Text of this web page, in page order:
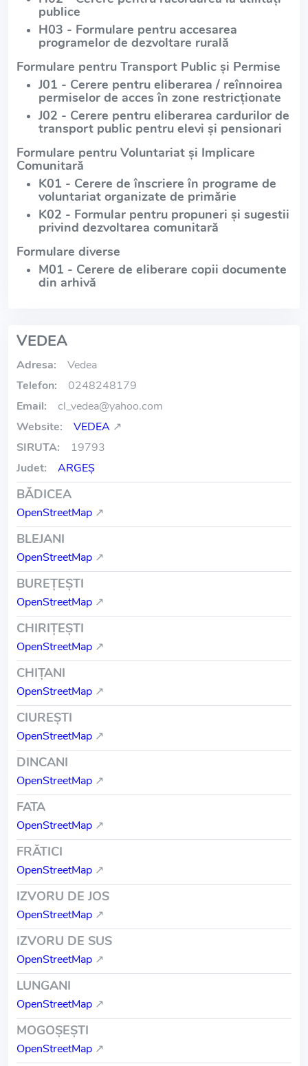
publice
H03 - Formulare pentru accesarea
programelor de dezvoltare rurală
Formulare pentru Transport Public și Permise
J01 - Cerere pentru eliberarea / reînnoirea
permiselor de acces în zone restricționate
J02 - Cerere pentru eliberarea cardurilor de
transport public pentru elevi și pensionari
Formulare pentru Voluntariat și Implicare
Comunitară
K01 - Cerere de înscriere în programe de
voluntariat organizate de primărie
K02 - Formular pentru propuneri și sugestii
privind dezvoltarea comunitară
Formulare diverse
M01 - Cerere de eliberare copii documente
din arhivă
VEDEA
Adresa:
Vedea
Telefon:
0248248179
Email:
cl_vedea@yahoo.com
Website:
VEDEA ↗
SIRUTA:
19793
Judet:
ARGEŞ
BĂDICEA
OpenStreetMap ↗
BLEJANI
OpenStreetMap ↗
BUREŢEŞTI
OpenStreetMap ↗
CHIRIŢEŞTI
OpenStreetMap ↗
CHIŢANI
OpenStreetMap ↗
CIUREŞTI
OpenStreetMap ↗
DINCANI
OpenStreetMap ↗
FATA
OpenStreetMap ↗
FRĂTICI
OpenStreetMap ↗
IZVORU DE JOS
OpenStreetMap ↗
IZVORU DE SUS
OpenStreetMap ↗
LUNGANI
OpenStreetMap ↗
MOGOŞEŞTI
OpenStreetMap ↗